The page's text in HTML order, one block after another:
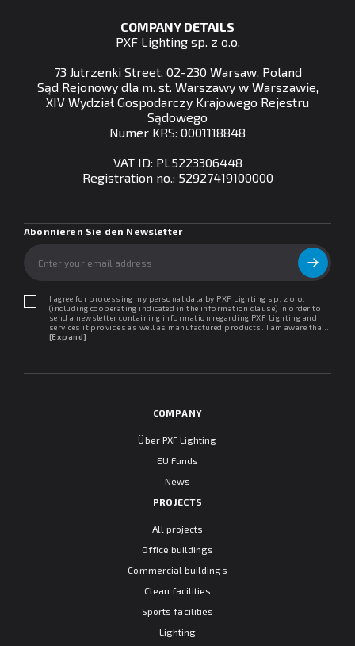
COMPANY DETAILS
PXF Lighting sp. z o.o.
73 Jutrzenki Street, 02-230 Warsaw, Poland
Sąd Rejonowy dla m. st. Warszawy w Warszawie,
XIV Wydział Gospodarczy Krajowego Rejestru
Sądowego
Numer KRS: 0001118848
VAT ID: PL5223306448
Registration no.: 52927419100000
Abonnieren Sie den Newsletter
I agree for processing my personal data by PXF Lighting sp. z o.o.
(including cooperating indicated in the information clause) in order to
send a newsletter containing information regarding PXF Lighting and
services it provides as well as manufactured products. I am aware that I
may withdraw my consent at any time. I declare that I have read the
[Expand]
COMPANY
Über PXF Lighting
EU Funds
News
PROJECTS
All projects
Office buildings
Commercial buildings
Clean facilities
Sports facilities
Lighting